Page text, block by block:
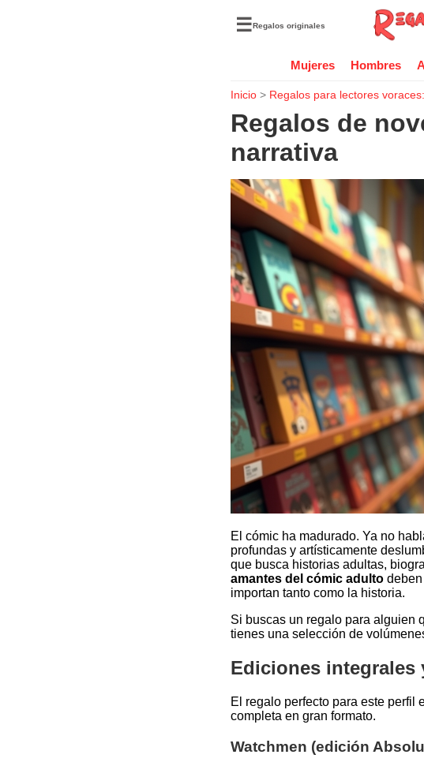
☰Regalos originales
Mujeres Hombres
Inicio > Regalos para lectores
Regalos de
narrativa
El cómic ha madurado. Ya no
profundas y artísticamente
que busca historias adultas,
amantes del cómic adulto
importan tanto como la historia.
Si buscas un regalo para alguien
tienes una selección de
Ediciones integrales
El regalo perfecto para este perfil
completa en gran formato.
Watchmen (edición